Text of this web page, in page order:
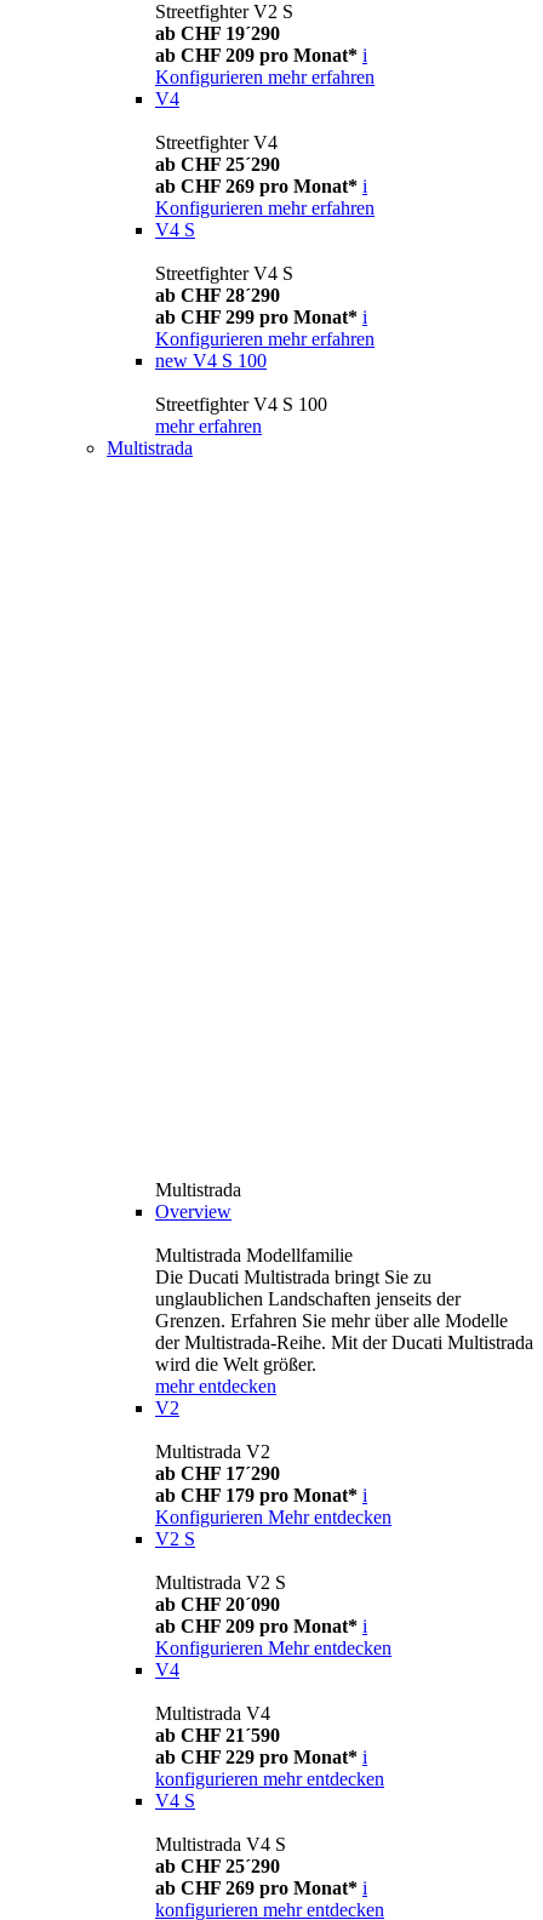
Streetfighter V2 S
ab CHF 19´290
ab CHF 209 pro Monat* i
Konfigurieren mehr erfahren
V4
Streetfighter V4
ab CHF 25´290
ab CHF 269 pro Monat* i
Konfigurieren mehr erfahren
V4 S
Streetfighter V4 S
ab CHF 28´290
ab CHF 299 pro Monat* i
Konfigurieren mehr erfahren
new V4 S 100
Streetfighter V4 S 100
mehr erfahren
Multistrada
Multistrada
Overview
Multistrada Modellfamilie
Die Ducati Multistrada bringt Sie zu
unglaublichen Landschaften jenseits der
Grenzen. Erfahren Sie mehr über alle Modelle
der Multistrada-Reihe. Mit der Ducati Multistrada
wird die Welt größer.
mehr entdecken
V2
Multistrada V2
ab CHF 17´290
ab CHF 179 pro Monat* i
Konfigurieren Mehr entdecken
V2 S
Multistrada V2 S
ab CHF 20´090
ab CHF 209 pro Monat* i
Konfigurieren Mehr entdecken
V4
Multistrada V4
ab CHF 21´590
ab CHF 229 pro Monat* i
konfigurieren mehr entdecken
V4 S
Multistrada V4 S
ab CHF 25´290
ab CHF 269 pro Monat* i
konfigurieren mehr entdecken